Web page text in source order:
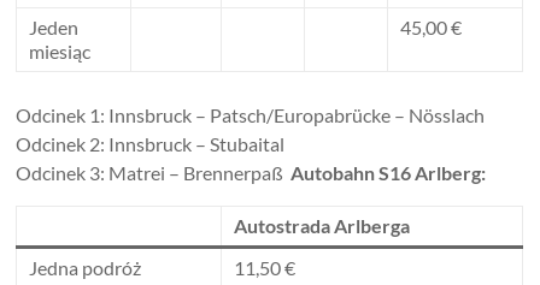
Jeden
miesiąc
45,00 €
Odcinek 1: Innsbruck – Patsch/Europabrücke – Nösslach
Odcinek 2: Innsbruck – Stubaital
Odcinek 3: Matrei – Brennerpaß Autobahn S16 Arlberg:
Autostrada Arlberga
Jedna podróż
11,50 €